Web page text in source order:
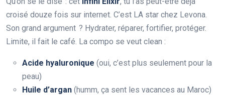
croisé douze fois sur internet. C’est LA star chez Levona.
Son grand argument ? Hydrater, réparer, fortifier, protéger.
Limite, il fait le café. La compo se veut clean :
Acide hyaluronique (oui, c’est plus seulement pour la
peau)
Huile d’argan (humm, ça sent les vacances au Maroc)